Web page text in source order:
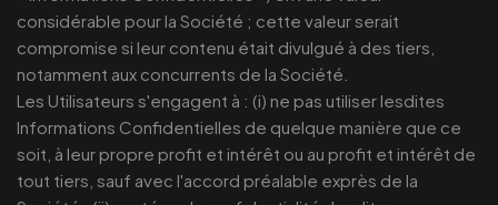
considérable pour la Société ; cette valeur serait
compromise si leur contenu était divulgué à des tiers,
notamment aux concurrents de la Société.
Les Utilisateurs s'engagent à : (i) ne pas utiliser lesdites
Informations Confidentielles de quelque manière que ce
soit, à leur propre profit et intérêt ou au profit et intérêt de
tout tiers, sauf avec l'accord préalable exprès de la